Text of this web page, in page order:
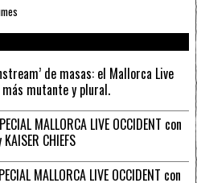
de masas: el Mallorca Live
mutante y plural.
MALLORCA LIVE OCCIDENT con
CHIEFS
MALLORCA LIVE OCCIDENT con